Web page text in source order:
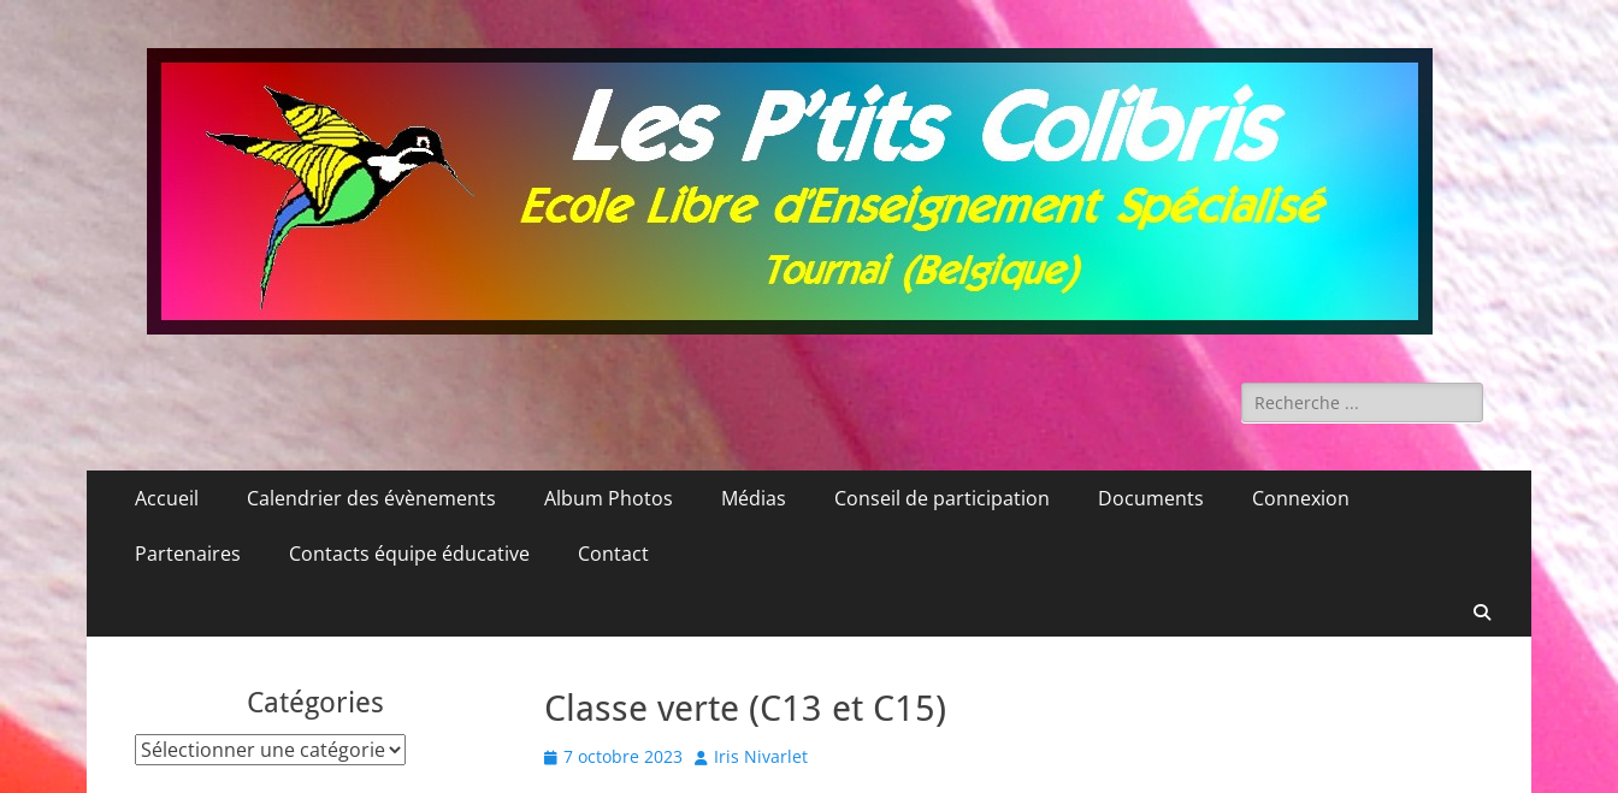
Les P'tits Colibris
Rechercher :
Menu
contenu
Accueil Calendrier des évènements Album Photos Médias Conseil de participation Documents Connexion
Partenaires Contacts équipe éducative Contact
Recherche
Classe verte (C13 et C15)
Posted
7 octobre 2023 Author
Iris Nivarlet
Catégories
Catégories